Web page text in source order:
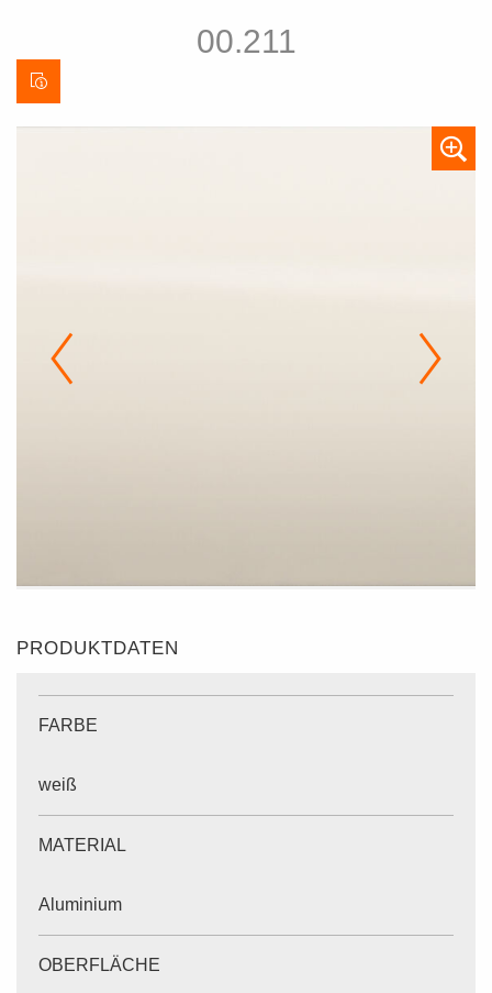
00.211
PRODUKTDATEN
FARBE
weiß
MATERIAL
Aluminium
OBERFLÄCHE